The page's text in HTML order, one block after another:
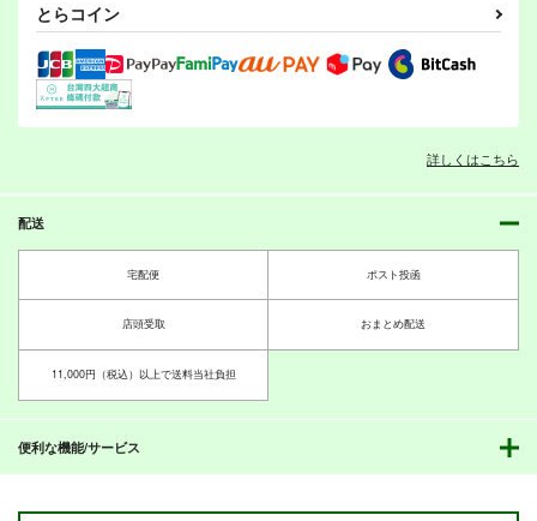
人の電子書籍て売れる
の？etc…～なんだか
んだ赤字出さず20年
続いたよ記録～
ぽっぽこっこ
110円（税込）
オリジナル
カート
オリジナル
カート
まるちぷるCAFE
110円 （税込）
サンプル
カート
493円（税込）
作品詳細
じゃらや
作品詳細
カフェちゃんとブレー
440円（税込）
カフェちゃん
作品詳細
とらコイン
詳しくはこちら
配送
宅配便 ポスト投函
店頭受取 おまとめ配送
11,000円（税込）以上で送料当社負担
便利な機能/サービス